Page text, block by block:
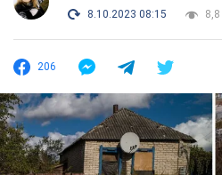
8.10.2023 08:15
8,8
206